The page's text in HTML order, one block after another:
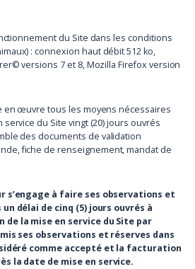
du Site dans les conditions
: connexion haut débit 512 ko,
versions 7 et 8, Mozilla Firefox version
en œuvre tous les moyens nécessaires
du Site vingt (20) jours ouvrés
des documents de validation
fiche de renseignement, mandat de
à faire ses observations et
délai de cinq (5) jours ouvrés à
la mise en service du Site par
ses observations et réserves dans
comme accepté et la facturation
la date de mise en service.